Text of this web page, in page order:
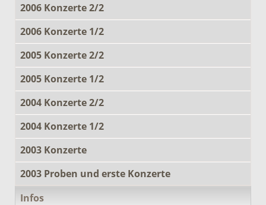
2006 Konzerte 2/2
2006 Konzerte 1/2
2005 Konzerte 2/2
2005 Konzerte 1/2
2004 Konzerte 2/2
2004 Konzerte 1/2
2003 Konzerte
2003 Proben und erste Konzerte
Infos